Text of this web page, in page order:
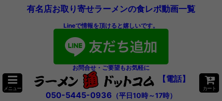
有名店お取り寄せラーメンの食レポ動画一覧
Lineで情報を頂けると嬉しいです。
お問合せ・ご要望もお気軽に
メニュー
【電話】
050-5445-0936 （平日10時～17時）
カート